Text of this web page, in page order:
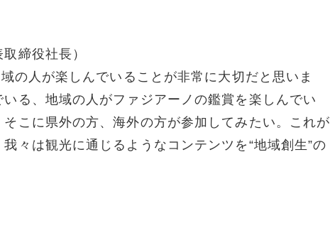
締役社長）
の人が楽しんでいることが非常に大切だと思いま
る、地域の人がファジアーノの鑑賞を楽しんでい
こに県外の方、海外の方が参加してみたい。これが
々は観光に通じるようなコンテンツを“地域創生”の